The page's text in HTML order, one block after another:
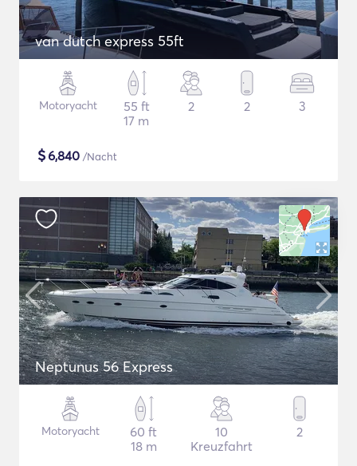
van dutch express 55ft
Motoryacht
55 ft
17 m
2 2 3
$6,840 /Nacht
Neptunus 56 Express
Motoryacht
60 ft
18 m
10
Kreuzfahrt
2